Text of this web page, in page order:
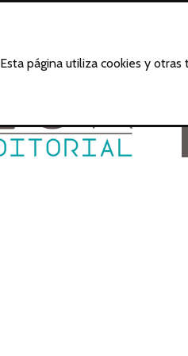
Esta página utiliza cookies y